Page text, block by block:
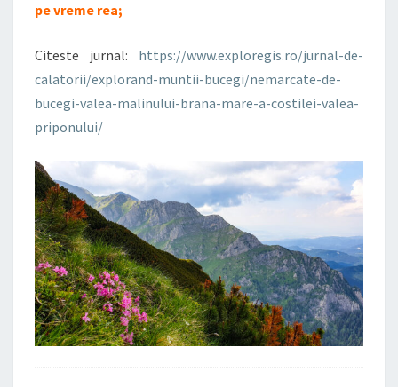
pe vreme rea;
Citeste jurnal: https://www.exploregis.ro/jurnal-de-
calatorii/explorand-muntii-bucegi/nemarcate-de-
bucegi-valea-malinului-brana-mare-a-costilei-valea-
priponului/